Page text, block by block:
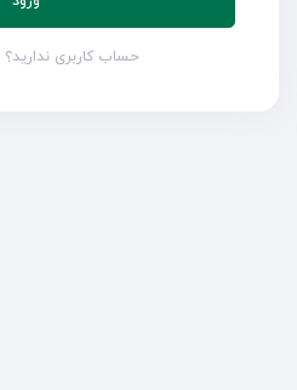
حساب کاربری ندارید؟